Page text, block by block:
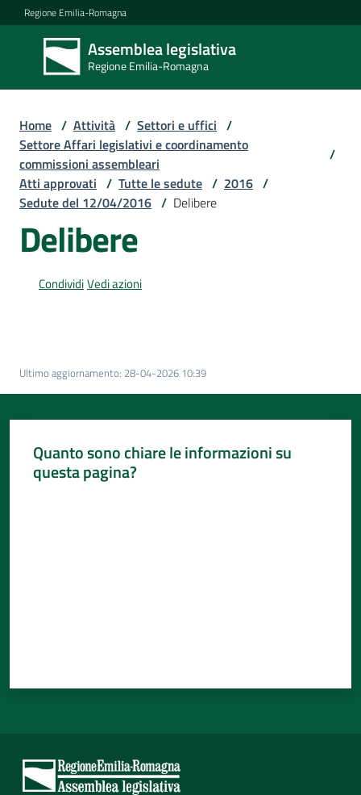
Vai al contenuto
Vai alla navigazione
Vai al footer
Regione Emilia-Romagna
Assemblea legislativa
Regione Emilia-Romagna
Assemblea
legislativa
Regione Emilia-
Assemblea
Attività
Per
Per
cittadini
Home / Attività / Settori e uffici /
Settore Affari legislativi e coordinamento
commissioni assembleari
/
Atti approvati / Tutte le sedute / 2016 /
Sedute del 12/04/2016 / Delibere
Delibere
CondividiVedi azioni
Ultimo aggiornamento: 28-04-2026 10:39
Quanto sono chiare le informazioni su
questa pagina?